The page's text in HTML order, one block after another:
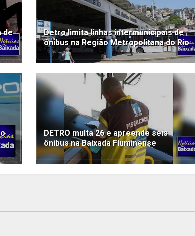
de
Detro limita linhas intermunicipais de
ônibus na Região Metropolitana do Rio
DETRO multa 26 e apreende seis
ônibus na Baixada Fluminense